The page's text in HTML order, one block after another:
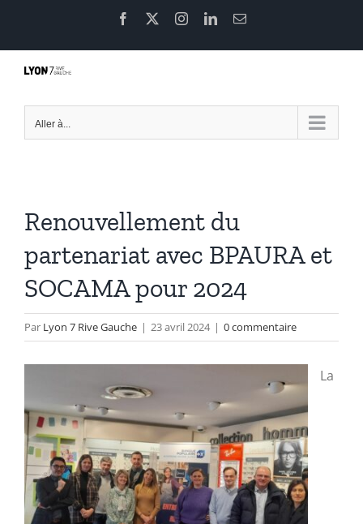
contenu
Facebook InstagramLinkedInEmail
Aller à...
Renouvellement du
partenariat avec BPAURA et
SOCAMA pour 2024
Par Lyon 7 Rive Gauche | 23 avril 2024 | 0 commentaire
La